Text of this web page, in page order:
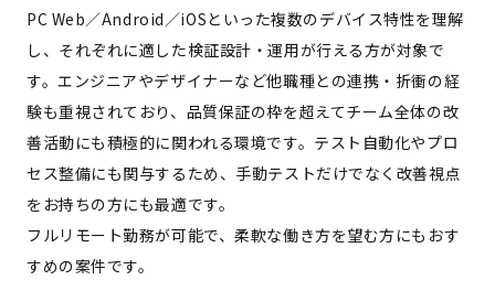
PC Web／Android／iOSといった複数のデバイス特性を理解
し、それぞれに適した検証設計・運用が行える方が対象で
す。エンジニアやデザイナーなど他職種との連携・折衝の経
験も重視されており、品質保証の枠を超えてチーム全体の改
善活動にも積極的に関われる環境です。テスト自動化やプロ
セス整備にも関与するため、手動テストだけでなく改善視点
をお持ちの方にも最適です。
フルリモート勤務が可能で、柔軟な働き方を望む方にもおす
すめの案件です。